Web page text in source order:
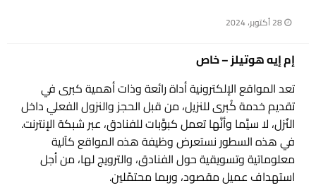
نُشر
28 أكتوبر، 2024
إم إيه هوتيلز – خاص
تعد المواقع الإلكترونية أداة رائعة وذات أهمية كبرى في
تقديم خدمة كُبرى للنزيل، من قبل الحجز والنزول الفعلي داخل
النٌزل، لا سيَّما وأنَّها تعمل كبوَّبات للفنادق، عبر شبكة الإنترنت.
في هذه السطور نستعرض وظيفة هذه المواقع كآلية
معلوماتية وتسويقية حول الفنادق، والترويج لها، من أجل
استهداف عميل مقصود، وربما محتمّلين.